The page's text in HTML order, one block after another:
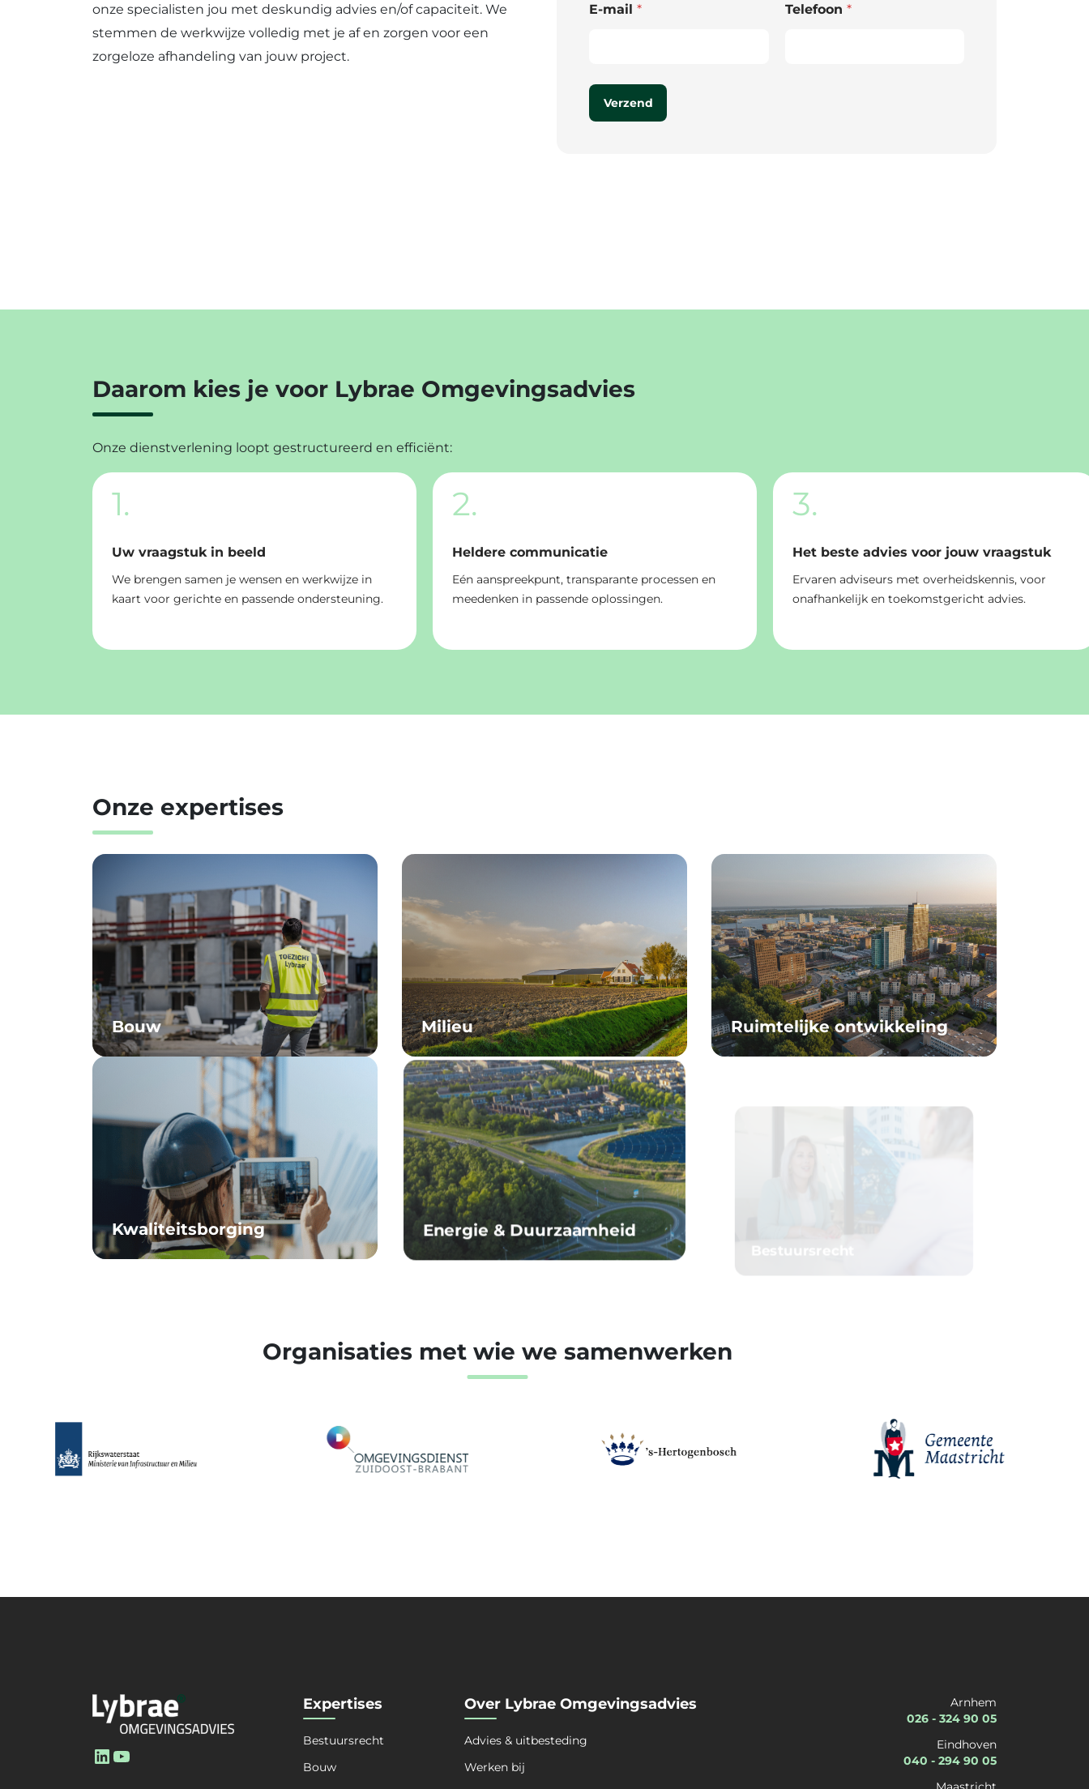
onze specialisten jou met deskundig advies en/of capaciteit. We
stemmen de werkwijze volledig met je af en zorgen voor een
zorgeloze afhandeling van jouw project.
E-mail * Telefoon *
Verzend
Daarom kies je voor Lybrae Omgevingsadvies
Onze dienstverlening loopt gestructureerd en efficiënt:
1.
Uw vraagstuk in beeld
We brengen samen je wensen en werkwijze in
kaart voor gerichte en passende ondersteuning.
2.
Heldere communicatie
Eén aanspreekpunt, transparante processen en
meedenken in passende oplossingen.
3.
Het beste advies voor jouw vraagstuk
Ervaren adviseurs met overheidskennis, voor
onafhankelijk en toekomstgericht advies.
Onze expertises
Bouw Milieu Ruimtelijke ontwikkeling
Kwaliteitsborging Energie & Duurzaamheid
Organisaties met wie we samenwerken
LinkedIn
Expertises
Bestuursrecht
Bouw
Over Lybrae Omgevingsadvies
Advies & uitbesteding
Werken bij
Arnhem
026 - 324 90 05
Eindhoven
040 - 294 90 05
Kies een expertise